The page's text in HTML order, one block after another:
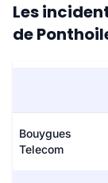
Les
de
Bouygues
Telecom